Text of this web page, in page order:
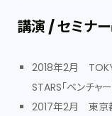
講演 / セミナー
2018年2月
STARS「ベンチャ
2017年2月 東京